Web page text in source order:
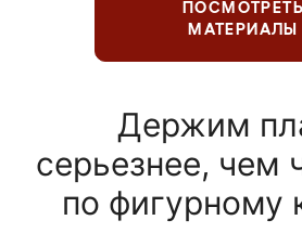
ПОСМОТРЕТЬ
МАТЕРИАЛЫ
Держим
серьезнее, чем
по фигурному